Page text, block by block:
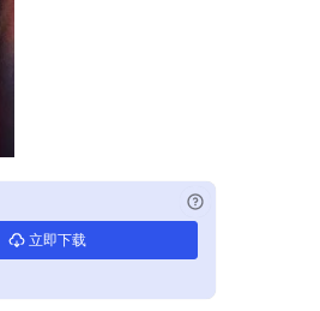
立即下载